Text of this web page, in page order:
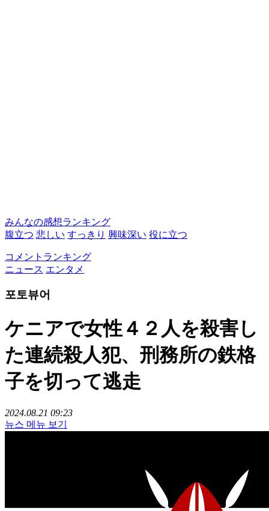
みんなの感想ランキング
腹立つ 悲しい すっきり 興味深い 役に立つ
コメントランキング
ニュース エンタメ
포토뷰어
ケニアで女性４２人を殺害し
た連続殺人犯、刑務所の鉄格
子を切って逃走
2024.08.21 09:23
뉴스 메뉴 보기